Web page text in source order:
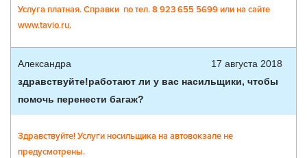
Услуга платная. Справки по тел. 8 923 655 5699 или на сайте
www.tavio.ru.
Александра
17 августа 2018
здравствуйте!работают ли у вас насильщики, чтобы
помочь перенести багаж?
Здравствуйте! Услуги носильщика на автовокзале не
предусмотрены.